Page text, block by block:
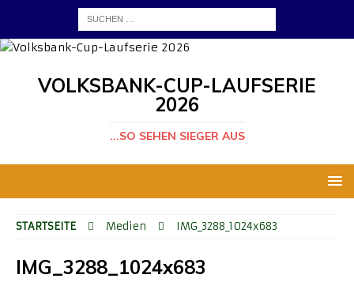
VOLKSBANK-CUP-LAUFSERIE
2026
...SO SEHEN SIEGER AUS
STARTSEITE Medien IMG_3288_1024x683
IMG_3288_1024x683